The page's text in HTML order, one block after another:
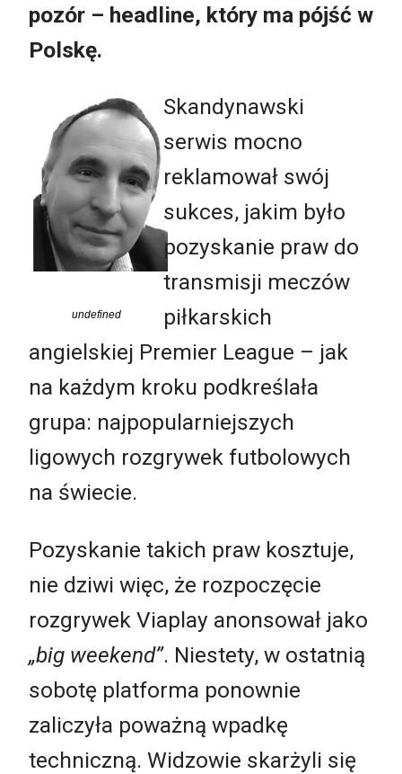
pozór – headline, który ma pójść w
Polskę.
undefined
Skandynawski
serwis mocno
reklamował swój
sukces, jakim było
pozyskanie praw do
transmisji meczów
piłkarskich
angielskiej Premier League – jak
na każdym kroku podkreślała
grupa: najpopularniejszych
ligowych rozgrywek futbolowych
na świecie.
Pozyskanie takich praw kosztuje,
nie dziwi więc, że rozpoczęcie
rozgrywek Viaplay anonsował jako
„big weekend”. Niestety, w ostatnią
sobotę platforma ponownie
zaliczyła poważną wpadkę
techniczną. Widzowie skarżyli się